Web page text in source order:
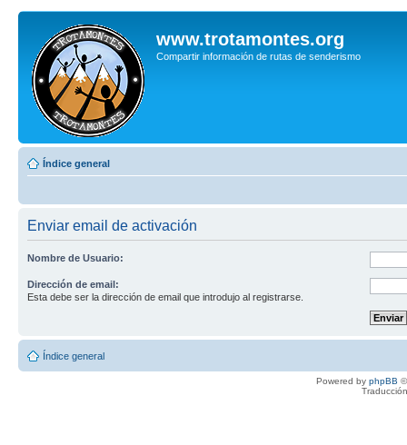
www.trotamontes.org
Compartir información de rutas de senderismo
Índice general
Enviar email de activación
Nombre de Usuario:
Dirección de email:
Esta debe ser la dirección de email que introdujo al registrarse.
Índice general
Powered by phpBB